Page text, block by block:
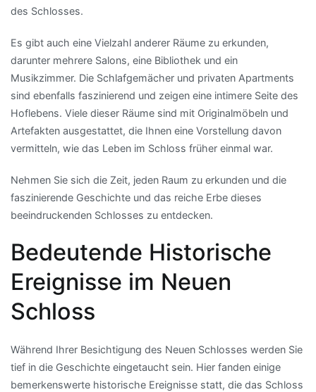
des Schlosses.
Es gibt auch eine Vielzahl anderer Räume zu erkunden,
darunter mehrere Salons, eine Bibliothek und ein
Musikzimmer. Die Schlafgemächer und privaten Apartments
sind ebenfalls faszinierend und zeigen eine intimere Seite des
Hoflebens. Viele dieser Räume sind mit Originalmöbeln und
Artefakten ausgestattet, die Ihnen eine Vorstellung davon
vermitteln, wie das Leben im Schloss früher einmal war.
Nehmen Sie sich die Zeit, jeden Raum zu erkunden und die
faszinierende Geschichte und das reiche Erbe dieses
beeindruckenden Schlosses zu entdecken.
Bedeutende Historische
Ereignisse im Neuen
Schloss
Während Ihrer Besichtigung des Neuen Schlosses werden Sie
tief in die Geschichte eingetaucht sein. Hier fanden einige
bemerkenswerte historische Ereignisse statt, die das Schloss